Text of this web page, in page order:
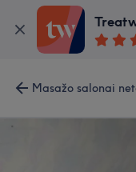
Masažo salonai